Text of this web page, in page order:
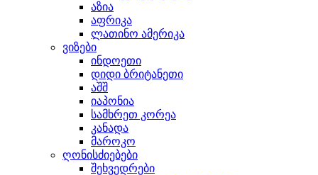
აზია
აფრიკა
ლათინო ამერიკა
ვიზები
ინდოეთი
დიდი ბრიტანეთი
აშშ
იაპონია
სამხრეთ კორეა
კანადა
მაროკო
ღონისძიებები
შეხვედრები